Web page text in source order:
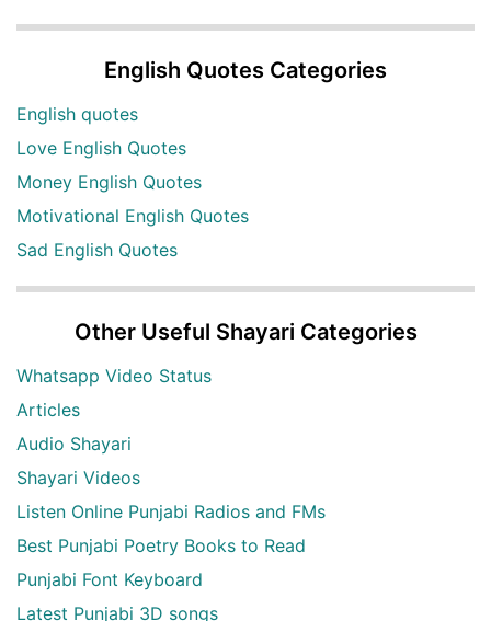
English Quotes Categories
English quotes
Love English Quotes
Money English Quotes
Motivational English Quotes
Sad English Quotes
Other Useful Shayari Categories
Whatsapp Video Status
Articles
Audio Shayari
Shayari Videos
Listen Online Punjabi Radios and FMs
Best Punjabi Poetry Books to Read
Punjabi Font Keyboard
Latest Punjabi 3D songs